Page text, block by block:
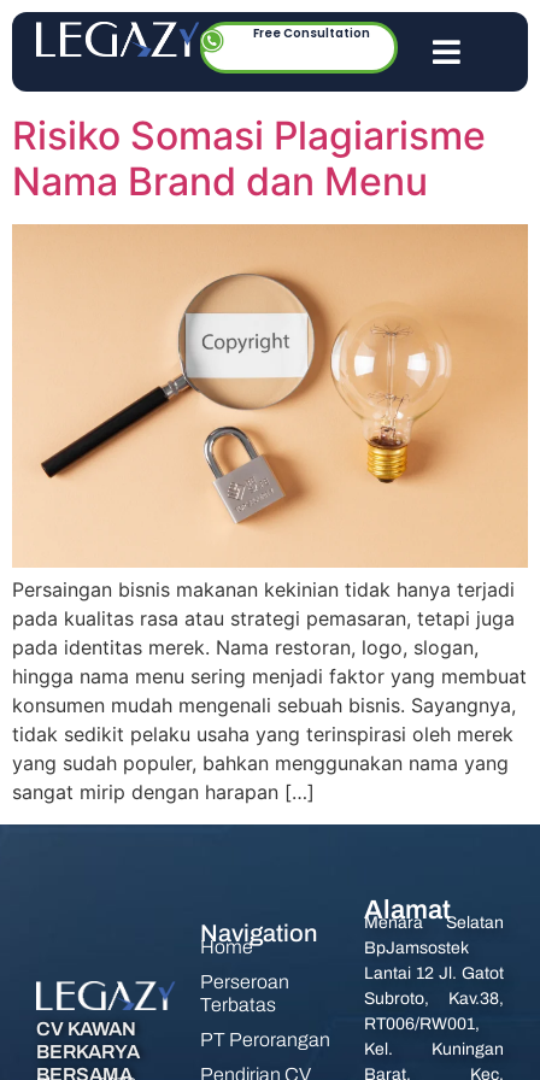
Free Consultation
Risiko Somasi Plagiarisme
Nama Brand dan Menu
Persaingan bisnis makanan kekinian tidak hanya terjadi
pada kualitas rasa atau strategi pemasaran, tetapi juga
pada identitas merek. Nama restoran, logo, slogan,
hingga nama menu sering menjadi faktor yang membuat
konsumen mudah mengenali sebuah bisnis. Sayangnya,
tidak sedikit pelaku usaha yang terinspirasi oleh merek
yang sudah populer, bahkan menggunakan nama yang
sangat mirip dengan harapan […]
CV KAWAN
BERKARYA
BERSAMA
Navigation
Home
Perseroan
Terbatas
PT Perorangan
Pendirian CV
Alamat
Menara Selatan
BpJamsostek
Lantai 12 Jl. Gatot
Subroto, Kav.38,
RT006/RW001,
Kel. Kuningan
Barat, Kec.